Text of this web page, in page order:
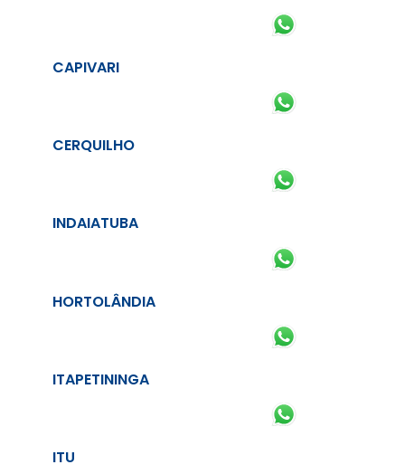
CAPIVARI
CERQUILHO
INDAIATUBA
HORTOLÂNDIA
ITAPETININGA
ITU